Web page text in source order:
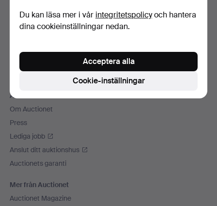
Kontakta support
Sociala medier
Auctionet
Om Auctionet
Press
Lediga jobb
Anslut ditt auktionshus
Auctionets garanti
Mer från Auctionet
Auctionet Magazine
Du kan läsa mer i vår integritetspolicyoch hantera
dina cookieinställningar nedan.
Cookie-inställningar
Acceptera alla